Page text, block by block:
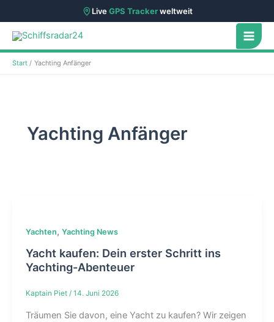
LiveGPS Trackerweltweit
Zum
Inhalt
springen
Start Yachting Anfänger
Yachting Anfänger
Yachten, Yachting News
Yacht kaufen: Dein erster Schritt ins
Yachting-Abenteuer
Kaptain Piet / 14. Juni 2026
Träumen Sie davon, eine Yacht zu kaufen? Wir zeigen